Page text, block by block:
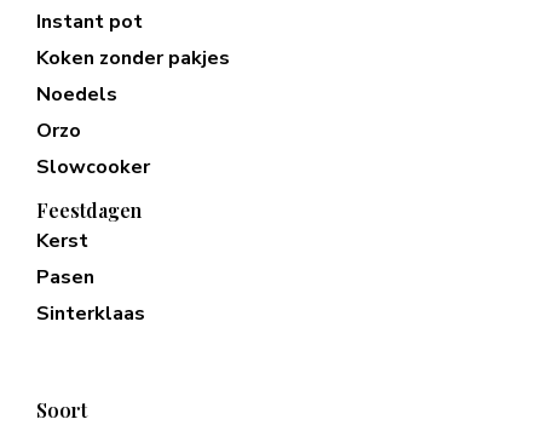
Instant pot
Koken zonder pakjes
Noedels
Orzo
Slowcooker
Feestdagen
Kerst
Pasen
Sinterklaas
Soort